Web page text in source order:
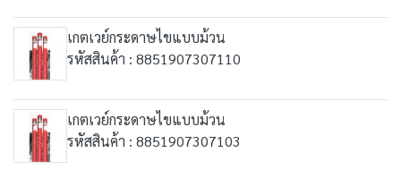
เกตเวย์กระดาษไขแบบม้วน
รหัสสินค้า : 8851907307110
เกตเวย์กระดาษไขแบบม้วน
รหัสสินค้า : 8851907307103